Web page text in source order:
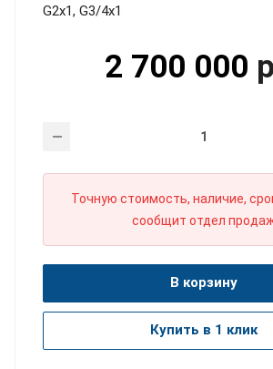
G2x1, G3/4x1
2 700 000
Точную стоимость, наличие,
сообщит отдел
В корзину
Купить в 1 клик